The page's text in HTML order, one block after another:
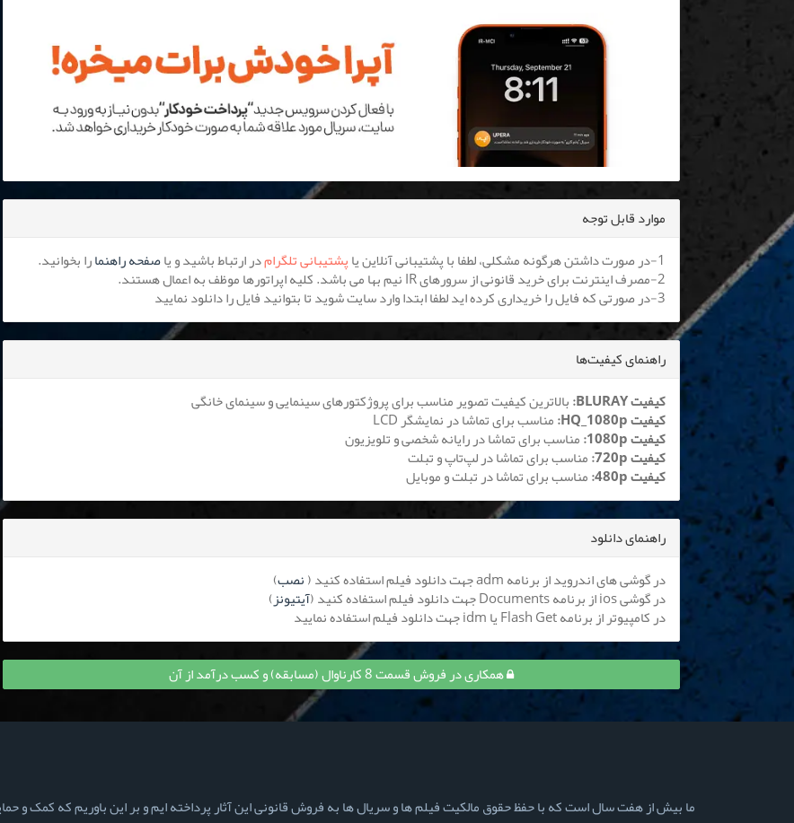
موارد قابل توجه
1-در صورت داشتن هرگونه مشکلی، لطفا با پشتیبانی آنلاین یا
پشتیبانی تلگرامدر ارتباط باشید و یاصفحه راهنمارا بخوانید.
2-مصرف اینترنت برای خرید قانونی از سرورهای IR نیم بها می باشد. کلیه اپراتورها موظف به اعمال هستند.
3-در صورتی که فایل را خریداری کرده اید لطفا ابتدا وارد سایت شوید تا بتوانید فایل را دانلود نمایید
راهنمای کیفیت‌ها
کیفیت BLURAY:
بالاترین کیفیت تصویر مناسب برای پروژکتورهای سینمایی و سینمای خانگی
کیفیت HQ_1080p: مناسب برای تماشا در نمایشگر LCD
کیفیت 1080p: مناسب برای تماشا در رایانه شخصی و تلویزیون
کیفیت 720p: مناسب برای تماشا در لپ‌تاپ و تبلت
کیفیت 480p: مناسب برای تماشا در تبلت و موبایل
راهنمای دانلود
در گوشی های اندروید از برنامه adm جهت دانلود فیلم استفاده کنید (
نصب)
در گوشی ios از برنامه Documents جهت دانلود فیلم استفاده کنید ( آیتیونز)
در کامپیوتر از برنامه Flash Get یا idm جهت دانلود فیلم استفاده نمایید
همکاری در فروش قسمت 8 کارناوال (مسابقه) و کسب درآمد از آن
ما بیش از هفت سال است که با حفظ حقوق مالکیت فیلم ها و سریال ها به فروش قانونی این آثار پرداخته ایم و بر این باوریم که کمک و